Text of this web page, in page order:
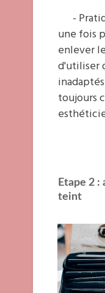
-
une fois
enlever
d'utiliser
toujours
Etape 2 :
teint